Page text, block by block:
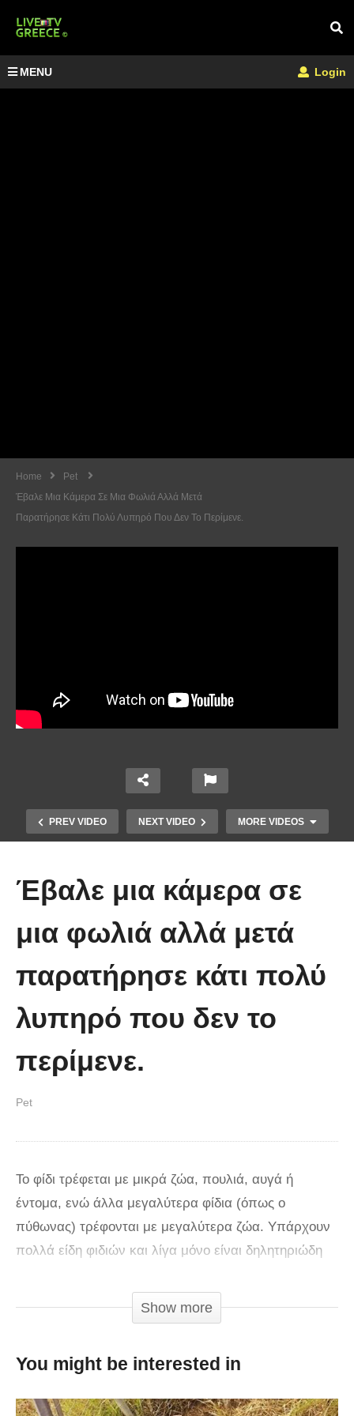
MENU Login
Home
Pet
Έβαλε Μια Κάμερα Σε Μια Φωλιά Αλλά Μετά
Παρατήρησε Κάτι Πολύ Λυπηρό Που Δεν Το Περίμενε.
PREV VIDEO NEXT VIDEO MORE VIDEOS
στον κόσμο!! (Video)
Έβαλε μια κάμερα σε
μια φωλιά αλλά μετά
παρατήρησε κάτι πολύ
λυπηρό που δεν το
περίμενε.
Pet
Το φίδι τρέφεται με μικρά ζώα, πουλιά, αυγά ή
έντομα, ενώ άλλα μεγαλύτερα φίδια (όπως ο
πύθωνας) τρέφονται με μεγαλύτερα ζώα. Υπάρχουν
πολλά είδη φιδιών και λίγα μόνο είναι δηλητηριώδη
φίδια δεν είναι εύκολο να αγγίζουν πράγματα που
βρίσκονται μακριά από το σώμα τους, έχουν όμως
αποστάσεως μέσω μιας ασυνήθιστης αίσθησης που
Show more
You might be interested in